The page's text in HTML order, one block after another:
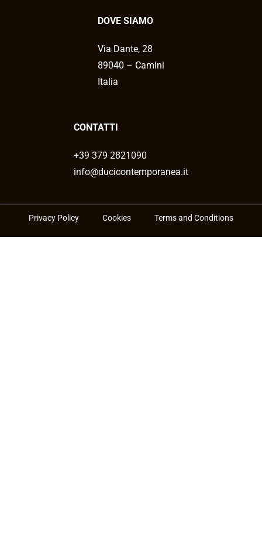
DOVE SIAMO
Via Dante, 28
89040 – Camini
Italia
CONTATTI
+39 379 2821090
info@ducicontemporanea.it
Privacy Policy Cookies Terms and Conditions